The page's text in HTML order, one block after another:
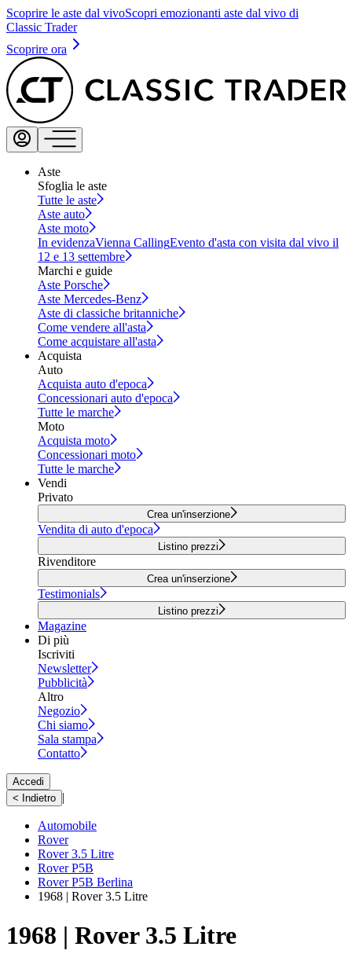
Scoprire le aste dal vivoScopri emozionanti aste dal vivo di
Classic Trader
Scoprire ora
Aste
Sfoglia le aste
Tutte le aste
Aste auto
Aste moto
In evidenzaVienna CallingEvento d'asta con visita dal vivo il
12 e 13 settembre
Marchi e guide
Aste Porsche
Aste Mercedes-Benz
Aste di classiche britanniche
Come vendere all'asta
Come acquistare all'asta
Acquista
Auto
Acquista auto d'epoca
Concessionari auto d'epoca
Tutte le marche
Moto
Acquista moto
Concessionari moto
Tutte le marche
Vendi
Privato
Crea un'inserzione
Vendita di auto d'epoca
Listino prezzi
Rivenditore
Crea un'inserzione
Testimonials
Listino prezzi
Magazine
Di più
Iscriviti
Newsletter
Pubblicità
Altro
Negozio
Chi siamo
Sala stampa
Contatto
Accedi
< Indietro |
Automobile
Rover
Rover 3.5 Litre
Rover P5B
Rover P5B Berlina
1968 | Rover 3.5 Litre
1968 | Rover 3.5 Litre